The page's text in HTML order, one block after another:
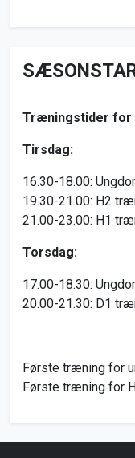
Træningstider for
Tirsdag:
16.30-18.00:
19.30-21.00: H2
21.00-23.00: H1
Torsdag:
17.00-18.30:
20.00-21.30: D1
Første træning for
Første træning for